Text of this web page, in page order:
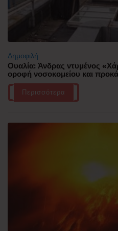
Δημοφιλή
Ουαλία: Άνδρας ντυμένος
οροφή νοσοκομείου και
Περισσότερα